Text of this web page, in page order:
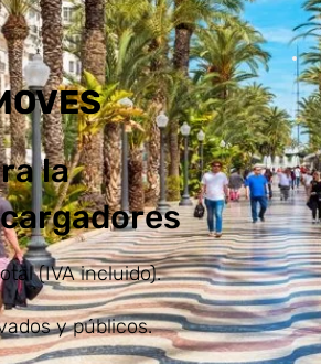
la
(IVA incluido).
y públicos.